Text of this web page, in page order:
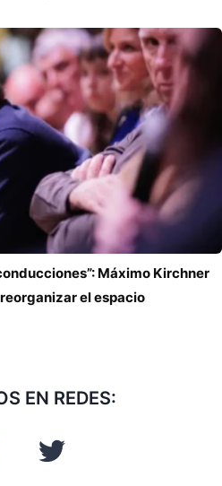
Máximo Kirchner
el espacio
EN REDES: